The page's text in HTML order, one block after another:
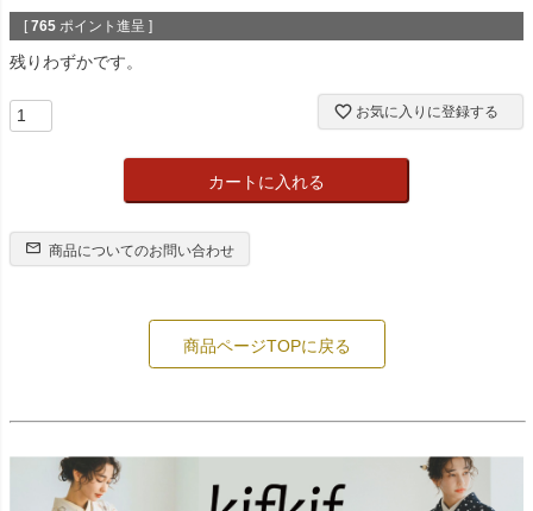
[ 765 ポイント進呈 ]
残りわずかです。
お気に入りに登録する
カートに入れる
商品についてのお問い合わせ
商品ページTOPに戻る